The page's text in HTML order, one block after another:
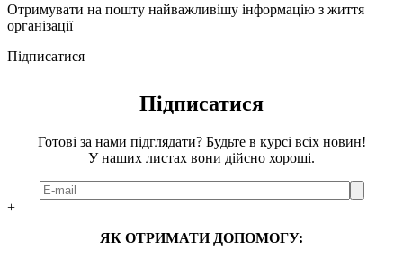
Отримувати на пошту найважливішу інформацію з життя
організації
Підписатися
Підписатися
Готові за нами підглядати? Будьте в курсі всіх новин!
У наших листах вони дійсно хороші.
+
ЯК ОТРИМАТИ ДОПОМОГУ: